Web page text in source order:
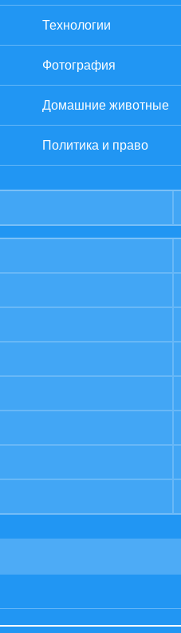
Технологии
Фотография
Домашние животные
Политика и право